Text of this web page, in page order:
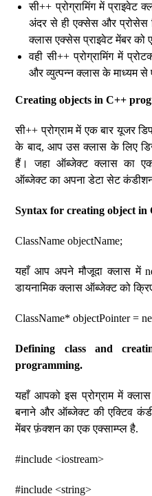
सी++ प्रोग्रामिंग में
अंदर से ही एक्सेस और प्रोसेस
क्लास एक्सेस प्राइवेट मेंबर को
वही सी++ प्रोग्रामिंग में
और व्युत्पन्न क्लास के माध्यम
Creating objects in C++
सी++ प्रोग्राम में एक बार यूजर
के बाद, आप उस क्लास के लिए
हैं। जहा ऑब्जेक्ट क्लास का
ऑब्जेक्ट का अपना डेटा सेट कंडीशन
Syntax for creating object in
ClassName objectName;
यहाँ आप अपने मौजूदा क्लास में
डायनामिक क्लास ऑब्जेक्ट को
ClassName* objectPointer =
Defining class and
programming.
यहाँ आपको इस प्रोग्राम में
बनाने और ऑब्जेक्ट की एक्टिव
मेंबर फ़ंक्शन का एक एक्साम्प्ल है.
#include <iostream>
#include <string>